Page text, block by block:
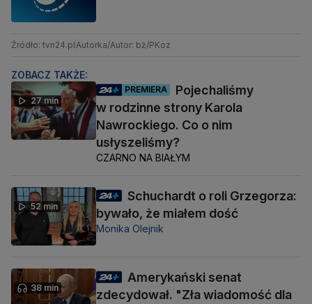
Źródło: tvn24.pl Autorka/Autor: bż/PKoz
ZOBACZ TAKŻE:
27 min
PREMIERA
Pojechaliśmy
w rodzinne strony Karola
Nawrockiego. Co o nim
usłyszeliśmy?
CZARNO NA BIAŁYM
52 min
Schuchardt o roli Grzegorza:
bywało, że miałem dość
Monika Olejnik
38 min
Amerykański senat
zdecydował. "Zła wiadomość dla